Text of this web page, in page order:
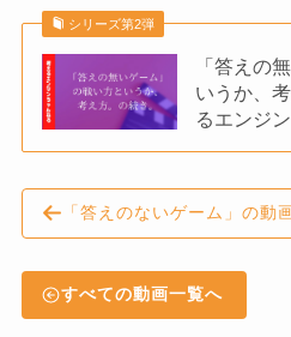
シリーズ第2弾
「答えの
いうか、
るエンジ
「答えのないゲーム」の動
すべての動画一覧へ